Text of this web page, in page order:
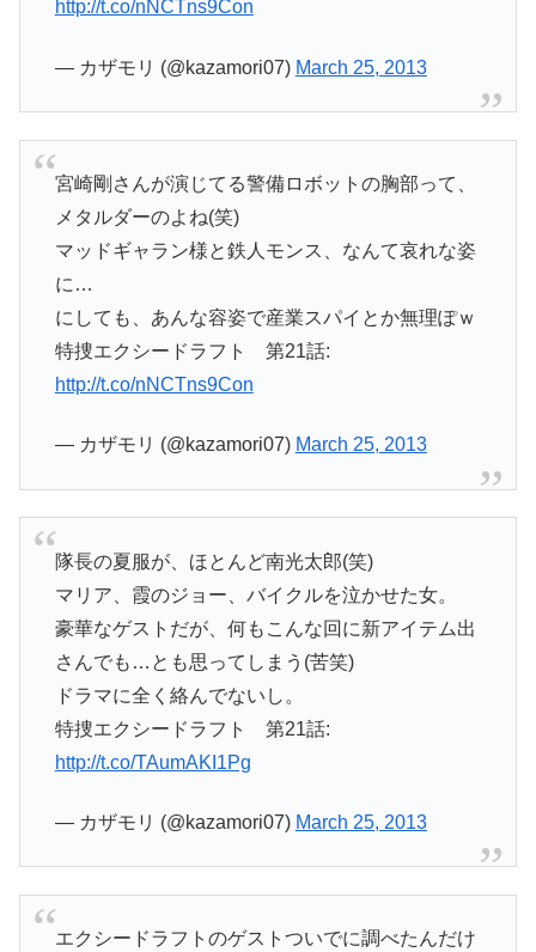
http://t.co/nNCTns9Con
— カザモリ (@kazamori07) March 25, 2013
宮崎剛さんが演じてる警備ロボットの胸部って、
メタルダーのよね(笑)
マッドギャラン様と鉄人モンス、なんて哀れな姿
に…
にしても、あんな容姿で産業スパイとか無理ぽｗ
特捜エクシードラフト 第21話:
http://t.co/nNCTns9Con
— カザモリ (@kazamori07) March 25, 2013
隊長の夏服が、ほとんど南光太郎(笑)
マリア、霞のジョー、バイクルを泣かせた女。
豪華なゲストだが、何もこんな回に新アイテム出
さんでも…とも思ってしまう(苦笑)
ドラマに全く絡んでないし。
特捜エクシードラフト 第21話:
http://t.co/TAumAKI1Pg
— カザモリ (@kazamori07) March 25, 2013
エクシードラフトのゲストついでに調べたんだけ